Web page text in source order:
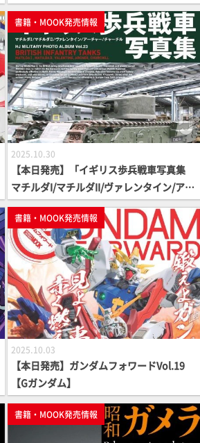
大級のガンプラコンテスト「第28回 全日本
オラザク選手権」の審査結果が発表
書籍・MOOK発売情報
2025.10.30
【本日発売】「イギリス歩兵戦車写真集
マチルダI/マチルダII/ヴァレンタイン/アー
チャー/ チャーチル」【HJ MILITARY PHO
TO ALBUM】
書籍・MOOK発売情報
2025.10.03
【本日発売】ガンダムフォワードVol.19
【Gガンダム】
書籍・MOOK発売情報